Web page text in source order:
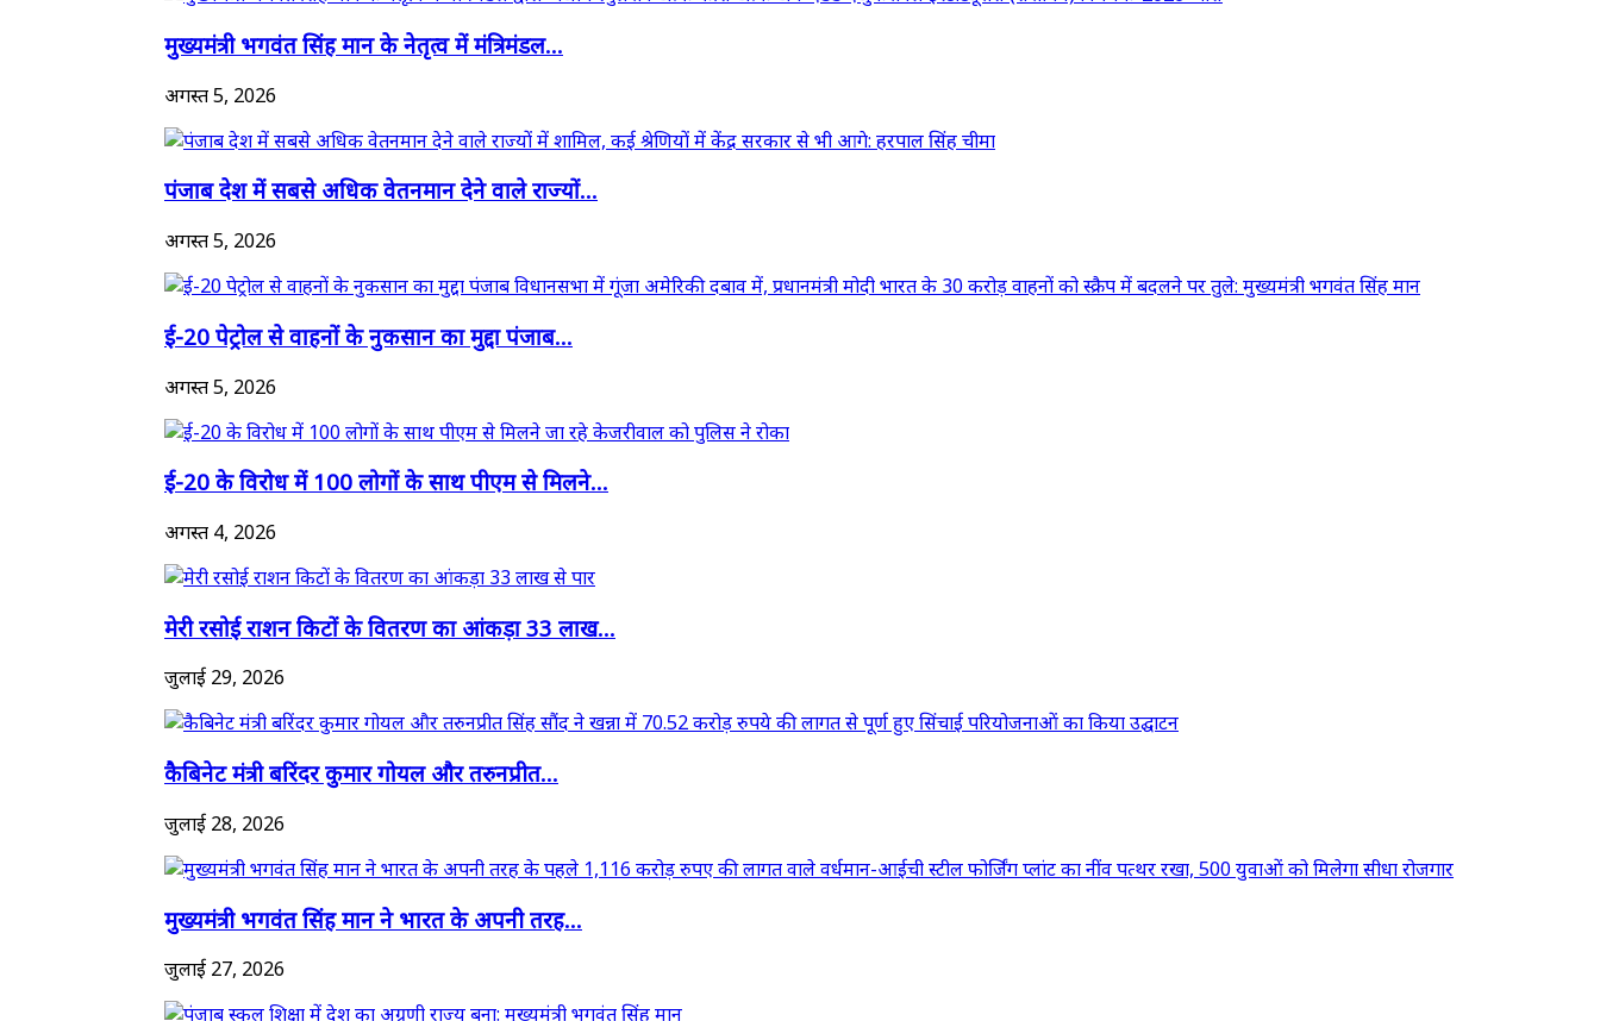
मुख्यमंत्री भगवंत सिंह मान के नेतृत्व में मंत्रिमंडल...
अगस्त 5, 2026
पंजाब देश में सबसे अधिक वेतनमान देने वाले राज्यों...
अगस्त 5, 2026
ई-20 पेट्रोल से वाहनों के नुकसान का मुद्दा पंजाब...
अगस्त 5, 2026
ई-20 के विरोध में 100 लोगों के साथ पीएम से मिलने...
अगस्त 4, 2026
मेरी रसोई राशन किटों के वितरण का आंकड़ा 33 लाख...
जुलाई 29, 2026
कैबिनेट मंत्री बरिंदर कुमार गोयल और तरुनप्रीत...
जुलाई 28, 2026
मुख्यमंत्री भगवंत सिंह मान ने भारत के अपनी तरह...
जुलाई 27, 2026